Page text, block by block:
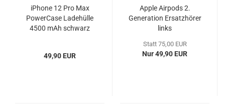
iPhone 12 Pro Max
PowerCase Ladehülle
4500 mAh schwarz
49,90 EUR
Apple Airpods 2.
Generation Ersatzhörer
links
Statt 75,00 EUR
Nur 49,90 EUR